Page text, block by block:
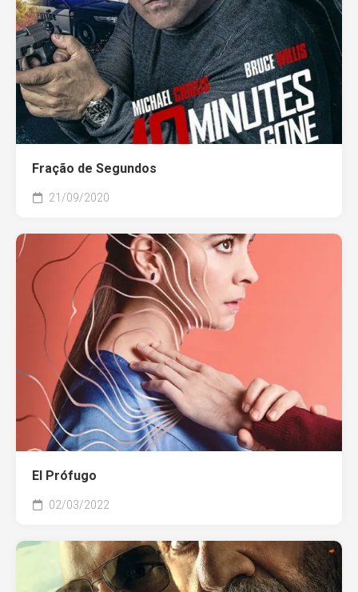
Fração de Segundos
21/09/2020
El Prófugo
02/03/2022